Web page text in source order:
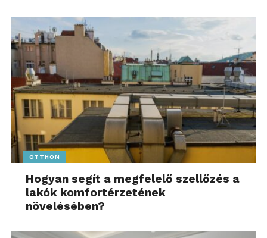
OTTHON
Hogyan segít a megfelelő szellőzés a
lakók komfortérzetének
növelésében?